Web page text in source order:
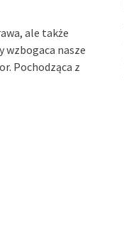
ale także
wzbogaca nasze
Pochodząca z